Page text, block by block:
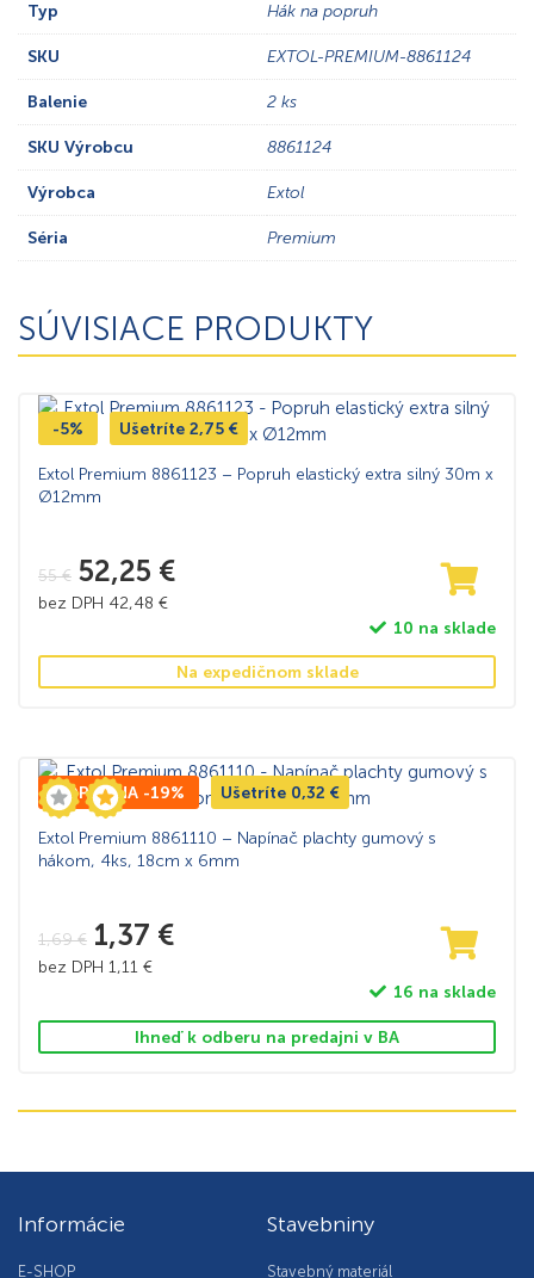
Typ Hák na popruh
SKU EXTOL-PREMIUM-8861124
Balenie 2 ks
SKU Výrobcu 8861124
Výrobca Extol
Séria Premium
SÚVISIACE PRODUKTY
-5% Ušetríte 2,75 €
Extol Premium 8861123 – Popruh elastický extra silný 30m x
Ø12mm
55€ 52,25 €
bez DPH 42,48 €
10 na sklade
Na expedičnom sklade
TOP CENA -19% Ušetríte 0,32 €
Extol Premium 8861110 – Napínač plachty gumový s
hákom, 4ks, 18cm x 6mm
1,69€ 1,37 €
bez DPH 1,11 €
16 na sklade
Ihneď k odberu na predajni v BA
Informácie
E-SHOP
Stavebniny
Stavebný materiál